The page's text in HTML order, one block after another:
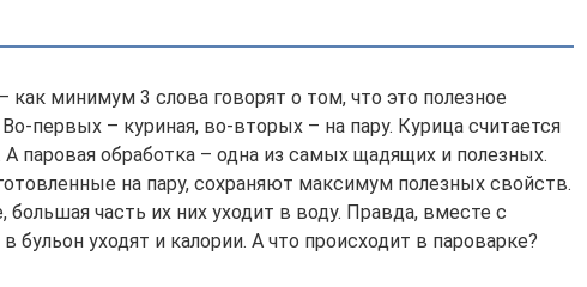
как минимум 3 слова говорят о том, что это полезное
первых – куриная, во-вторых – на пару. Курица считается
паровая обработка – одна из самых щадящих и полезных.
на пару, сохраняют максимум полезных свойств.
большая часть их них уходит в воду. Правда, вместе с
уходят и калории. А что происходит в пароварке?